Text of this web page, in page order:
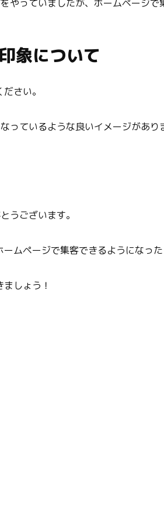
やっていましたが、ホームページ
象について
さい。
っているような良いイメージがあり
うございます。
ムページで集客できるようになった
しょう！